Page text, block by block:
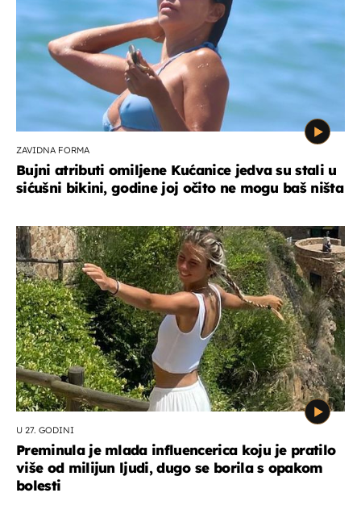
ZAVIDNA FORMA
Bujni atributi omiljene Kućanice jedva su stali u
sićušni bikini, godine joj očito ne mogu baš ništa
U 27. GODINI
Preminula je mlada influencerica koju je pratilo
više od milijun ljudi, dugo se borila s opakom
bolesti